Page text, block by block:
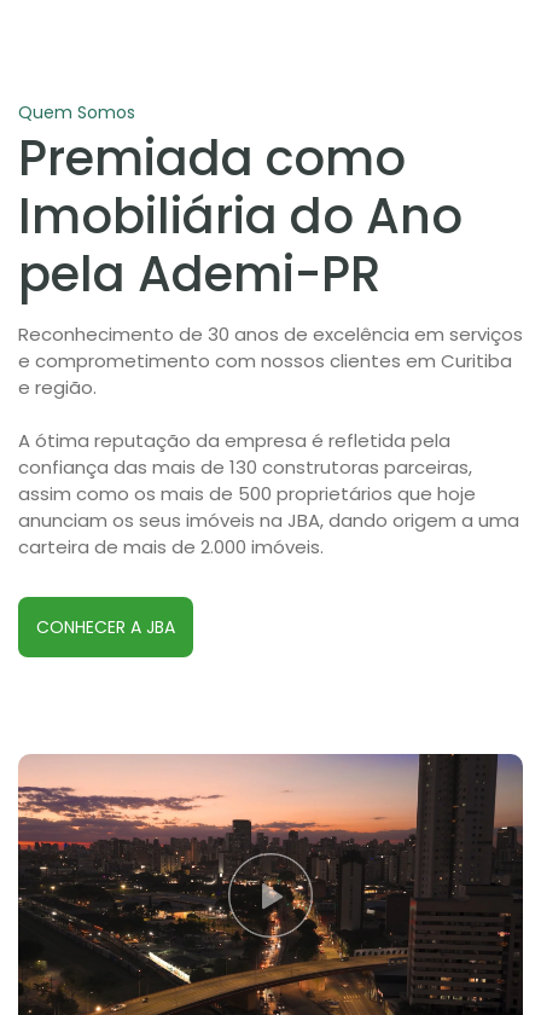
Quem Somos
Premiada como
Imobiliária do Ano
pela Ademi-PR
Reconhecimento de 30 anos de excelência em serviços
e comprometimento com nossos clientes em Curitiba
e região.
A ótima reputação da empresa é refletida pela
confiança das mais de 130 construtoras parceiras,
assim como os mais de 500 proprietários que hoje
anunciam os seus imóveis na JBA, dando origem a uma
carteira de mais de 2.000 imóveis.
CONHECER A JBA